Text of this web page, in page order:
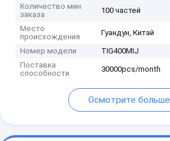
Количество мин
заказа
100 частей
Место
происхождения
Гуандун, Китай
Номер модели
TIG400MIJ
Поставка
способности
30000pcs/month
Осмотрите больше